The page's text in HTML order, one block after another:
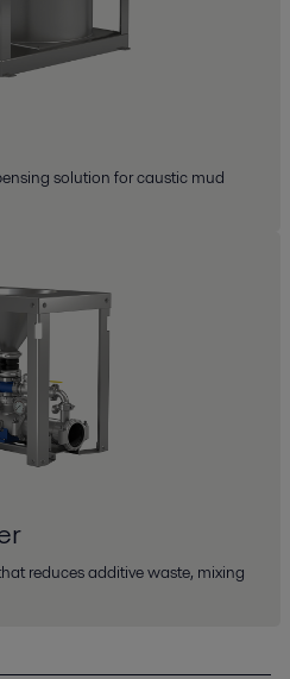
solution for caustic mud
reduces additive waste, mixing